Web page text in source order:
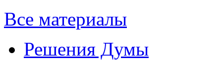
Все материалы
Решения Думы